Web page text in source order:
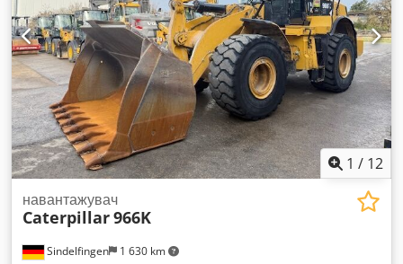
1 / 12
Sindelfingen 1 630 km
навантажувач
Caterpillar966K